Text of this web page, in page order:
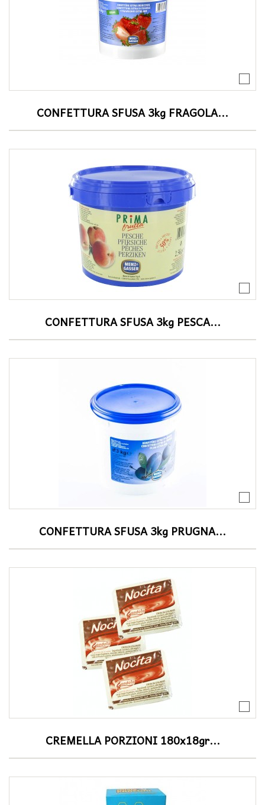
CONFETTURA SFUSA 3kg FRAGOLA...
CONFETTURA SFUSA 3kg PESCA...
CONFETTURA SFUSA 3kg PRUGNA...
CREMELLA PORZIONI 180x18gr...